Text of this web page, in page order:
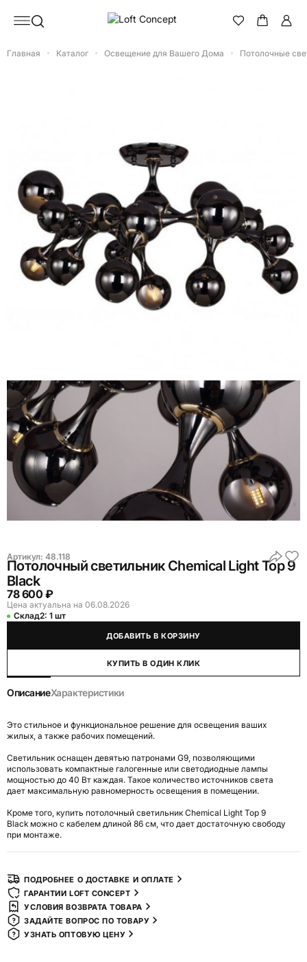
Главная Каталог Освещение для Вашего Дома Потолочные
Артикул: 48.118
Потолочный светильник Chemical Light Top 9
Black
78 600 ₽
Цена актуальна на 06.08.2026
Склад2: 1 шт
ДОБАВИТЬ В КОРЗИНУ
КУПИТЬ В ОДИН КЛИК
ОписаниеХарактеристики
Это стильное и функциональное решение для освещения ваших
жилых, а также рабочих помещений.
Светильник оснащен девятью патронами G9, позволяющими
использовать компактные галогенные или светодиодные лампы
мощностью до 40 Вт каждая. Такое количество источников света
дает максимальную равномерность освещения в помещении.
Кроме того, купить потолочный светильник Chemical Light Top 9
Black можно с кабелем длиной 86 см, что дает достаточную свободу
при монтаже.
ПОДРОБНЕЕ О ДОСТАВКЕ И ОПЛАТЕ
ГАРАНТИИ LOFT CONCEPT
УСЛОВИЯ ВОЗВРАТА ТОВАРА
ЗАДАЙТЕ ВОПРОС ПО ТОВАРУ
УЗНАТЬ ОПТОВУЮ ЦЕНУ